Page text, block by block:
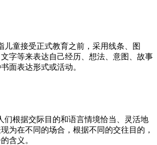
儿童接受正式教育之前，采用线条、图
字等来表达自己经历、想法、意图、故事
面表达形式或活动。
们根据交际目的和语言情境恰当、灵活地
为在不同的场合，根据不同的交往目的，
含义。